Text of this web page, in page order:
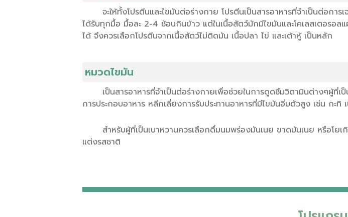
จะให้ทั้งโปรตีนและไขมันต่อร่างกาย โปรตีนเป็นสารอาหารที่จำเป็นต่อก
ได้รับทุกมื้อ มื้อละ 2-4 ช้อนกินข้าว แต่ในเนื้อสัตว์มักมีไขมันและโคเลสเตอรอ
ได้ จึงควรเลือกโปรตีนจากเนื้อสัตว์ไม่ติดมัน เนื้อปลา ไข่ และเต้าหู้ เป็นหลัก
หมวดไขมัน
เป็นสารอาหารที่จำเป็นต่อร่างกายเพื่อช่วยในการดูดซึมวิตามินต่างๆผู้ที่
การประกอบอาหาร หลีกเลี่ยงการรับประทานอาหารที่มีไขมันอิ่มตัวสูง เช่น กะ
สำหรับผู้ที่เป็นเบาหวานควรเลือกดื่มนมพร่องมันเนย ขาดมันเนย หรือโ
แต่งรสชาติ